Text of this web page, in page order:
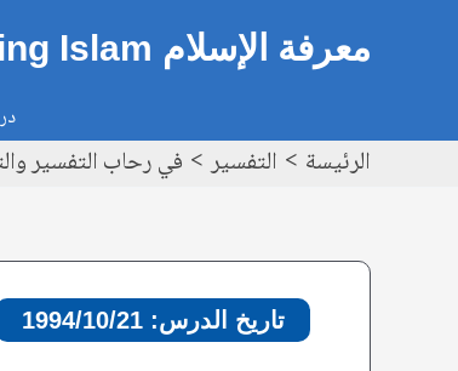
معرفة الإسلام Knowing Islam
الرئيسة التفسير في رحاب التفسير والتربية
تاريخ الدرس: 1994/10/21
navigation